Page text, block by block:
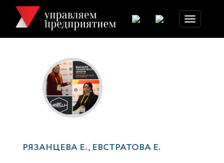
Toggle
navigation
РЯЗАНЦЕВА Е., ЕВСТРАТОВА Е.